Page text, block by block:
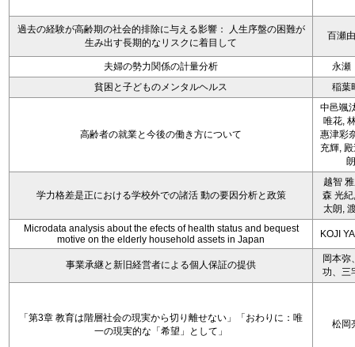
過去の経験が高齢期の社会的排除に与える影響： 人生序盤の困難が
生み出す長期的なリスクに着目して
百瀬
夫婦の勢力関係の計量分析
永
貧困と子どものメンタルヘルス
稲葉
高齢者の就業と今後の働き方について
中邑颯
唯花,
惠津彩
充輝,
朗
学力格差是正における学校外での諸活 動の要因分析と政策
越智
森 光紀
太朗,
Microdata analysis about the efects of health status and bequest
motive on the elderly household assets in Japan
KOJI
事業承継と新旧経営者による個人保証の提供
岡本弥
功、三
「第3章 教育は階層社会の現実から切り離せない」「おわりに：唯
一の現実的な「希望」として」
松岡